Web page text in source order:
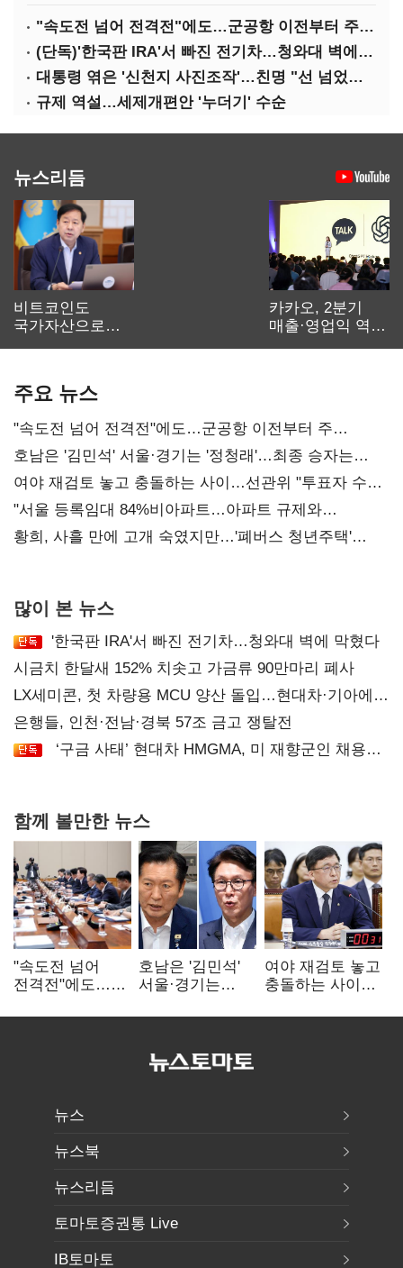
"속도전 넘어 전격전"에도…군공항 이전부터 주 52시간까지 '뇌관'
(단독)'한국판 IRA'서 빠진 전기차…청와대 벽에 막혔다
대통령 엮은 '신천지 사진조작'…친명 "선 넘었다" 격앙
규제 역설…세제개편안 '누더기' 수순
뉴스리듬
비트코인도
국가자산으로…'
카카오, 2분기
매출·영업익 역대
주요 뉴스
"속도전 넘어 전격전"에도…군공항 이전부터 주
52시간까지 '뇌관'
호남은 '김민석' 서울·경기는 '정청래'…최종 승자는
'안갯속'
여야 재검토 놓고 충돌하는 사이…선관위 "투표자 수
오차 당연"
"서울 등록임대 84%비아파트…아파트 규제와
달리해야"
황희, 사흘 만에 고개 숙였지만…'폐버스 청년주택'
많이 본 뉴스
'한국판 IRA'서 빠진 전기차…청와대 벽에 막혔다
시금치 한달새 152% 치솟고 가금류 90만마리 폐사
LX세미콘, 첫 차량용 MCU 양산 돌입…현대차·기아에
공급
은행들, 인천·전남·경북 57조 금고 쟁탈전
‘구금 사태’ 현대차 HMGMA, 미 재향군인 채용
함께 볼만한 뉴스
"속도전 넘어
전격전"에도…
주 52시간까지
호남은 '김민석'
서울·경기는
승자는 '안갯속'
여야 재검토 놓고
충돌하는 사이…
수 오차 당연"
뉴스
뉴스북
뉴스리듬
토마토증권통 Live
IB토마토